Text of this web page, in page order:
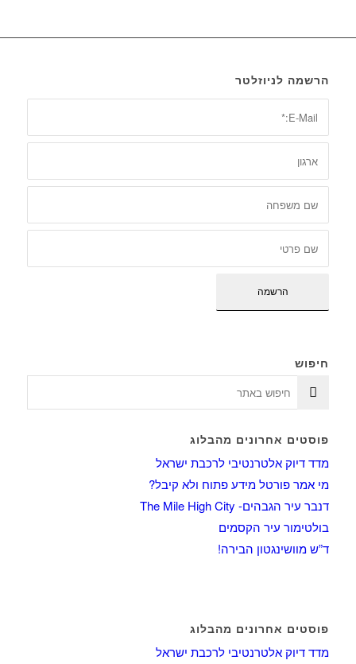
הרשמה לניוזלטר
חיפוש
פוסטים אחרונים מהבלוג
מדד דיוק אלטרנטיבי לרכבת ישראל
מי אמר פורטל מידע פתוח ולא קיבל?
דנבר עיר הגבהים- The Mile High City
בולטימור עיר הקסמים
ד”ש מוושינגטון הבירה!
פוסטים אחרונים מהבלוג
מדד דיוק אלטרנטיבי לרכבת ישראל